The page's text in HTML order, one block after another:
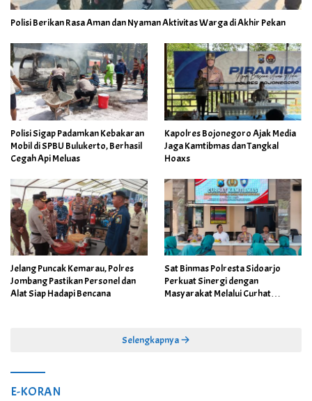
Polisi Berikan Rasa Aman dan Nyaman Aktivitas Warga di Akhir Pekan
Polisi Sigap Padamkan Kebakaran
Mobil di SPBU Bulukerto, Berhasil
Cegah Api Meluas
Kapolres Bojonegoro Ajak Media
Jaga Kamtibmas dan Tangkal
Hoaxs
Jelang Puncak Kemarau, Polres
Jombang Pastikan Personel dan
Alat Siap Hadapi Bencana
Sat Binmas Polresta Sidoarjo
Perkuat Sinergi dengan
Masyarakat Melalui Curhat
Selengkapnya
E-KORAN